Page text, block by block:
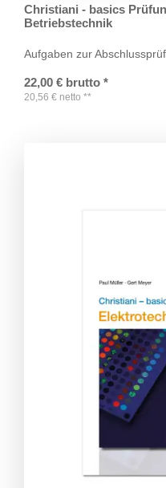
Christiani - basics
Betriebstechnik
Aufgaben zur
22,00 € brutto *
20,56 € netto **